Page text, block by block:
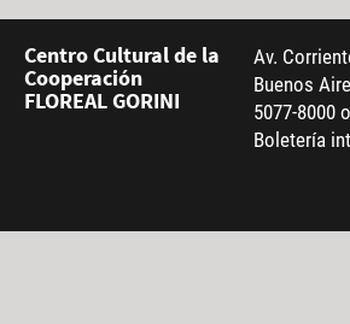
Centro Cultural de la
Cooperación
FLOREAL GORINI
Av.
Buenos
5077-8000
Boletería